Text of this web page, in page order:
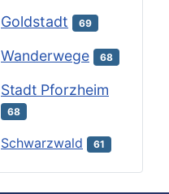
Goldstadt 69
Wanderwege 68
Stadt Pforzheim
68
Schwarzwald 61